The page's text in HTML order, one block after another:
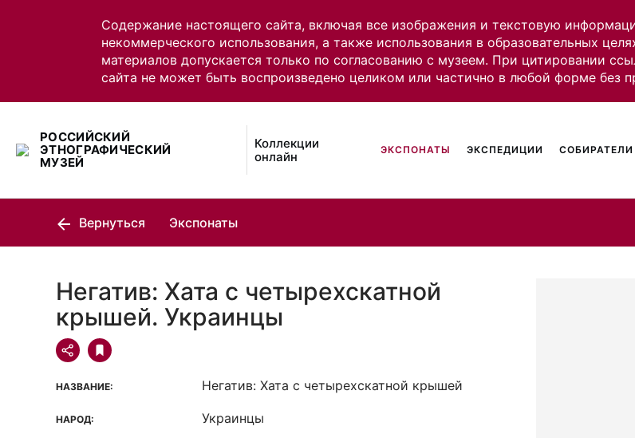
Содержание настоящего сайта, включая все изображения и текстовую
некоммерческого использования, а также использования в образовательных
материалов допускается только по согласованию с музеем. При цитировании
сайта не может быть воспроизведено целиком или частично в любой форме без
РОССИЙСКИЙ
ЭТНОГРАФИЧЕСКИЙ
МУЗЕЙ
Коллекции
онлайн
ЭКСПОНАТЫ ЭКСПЕДИЦИИ СОБИРАТЕЛИ
Вернуться Экспонаты
Негатив: Хата с четырехскатной
крышей. Украинцы
НАЗВАНИЕ: Негатив: Хата с четырехскатной крышей
НАРОД: Украинцы